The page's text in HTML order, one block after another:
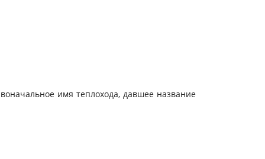
имя теплохода, давшее название